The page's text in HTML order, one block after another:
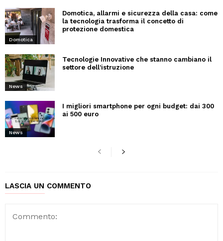
Domotica
Domotica, allarmi e sicurezza della casa: come
la tecnologia trasforma il concetto di
protezione domestica
News
Tecnologie Innovative che stanno cambiano il
settore dell’istruzione
News
I migliori smartphone per ogni budget: dai 300
ai 500 euro
LASCIA UN COMMENTO